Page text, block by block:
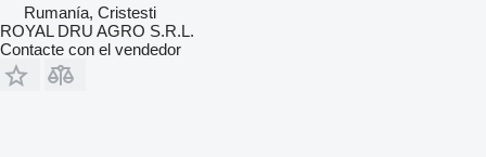
Rumanía, Cristesti
ROYAL DRU AGRO S.R.L.
Contacte con el vendedor